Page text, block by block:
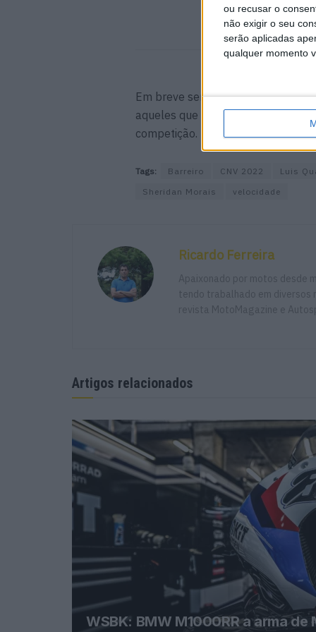
ou recusar o
não exigir o seu
serão aplicadas
qualquer momento
Em breve serão anunciados os
aqueles que Sheridan Morais irá
competição.
Tags: Barreiro CNV 2022 Luis
Sheridan Morais
velocidade
Ricardo Ferreira
Apaixonado por motos desde
tendo trabalhado em diversos
revista MotoMagazine e
Artigos relacionados
WSBK: BMW M1000RR a arma